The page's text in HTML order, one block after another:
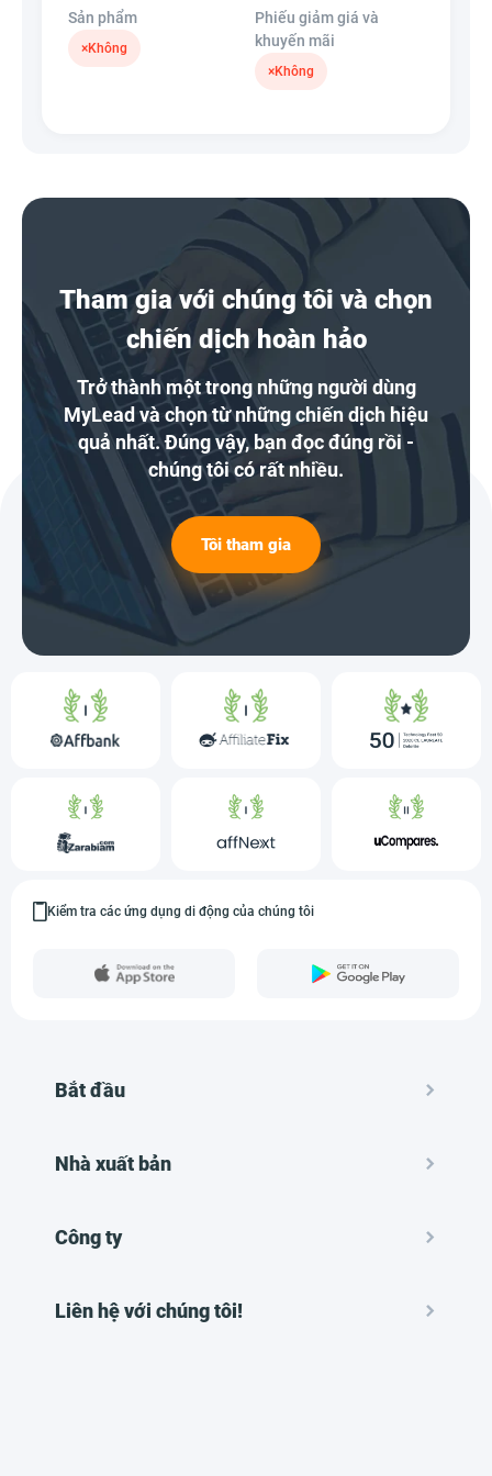
Sản phẩm
×Không
Phiếu giảm giá và
khuyến mãi
×Không
Tham gia với chúng tôi và chọn
chiến dịch hoàn hảo
Trở thành một trong những người dùng
MyLead và chọn từ những chiến dịch hiệu
quả nhất. Đúng vậy, bạn đọc đúng rồi -
chúng tôi có rất nhiều.
Tôi tham gia
Kiểm tra các ứng dụng di động của chúng tôi
Bắt đầu
Nhà xuất bản
Công ty
Liên hệ với chúng tôi!